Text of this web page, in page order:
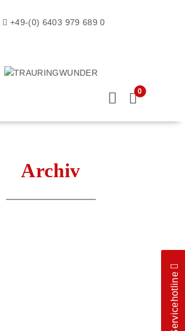
+49-(0) 6403 979 689 0
0
Archiv
Servicehotline